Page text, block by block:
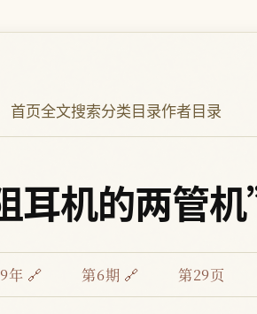
首页全文搜索分类目录作者目录
耳机的两管
年 🔗 第6期 🔗 第29页